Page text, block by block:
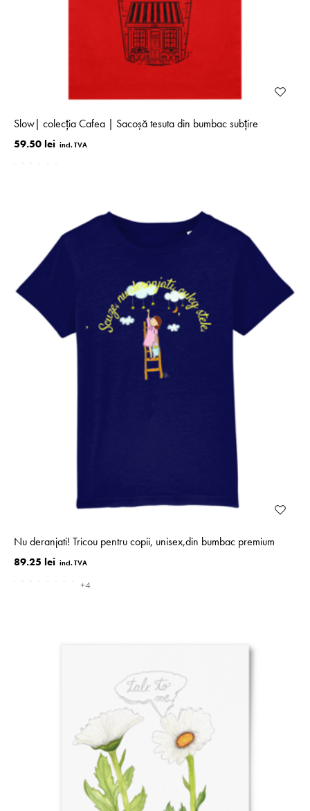
Slow| colecţia Cafea | Sacoșă tesuta din bumbac subţire
59.50 lei
Nu deranjati! Tricou pentru copii, unisex,din bumbac premium
89.25 lei
+4